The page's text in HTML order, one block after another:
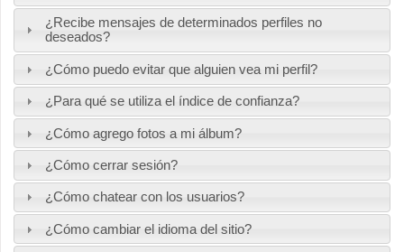
¿Recibe mensajes de determinados perfiles no
deseados?
¿Cómo puedo evitar que alguien vea mi perfil?
¿Para qué se utiliza el índice de confianza?
¿Cómo agrego fotos a mi álbum?
¿Cómo cerrar sesión?
¿Cómo chatear con los usuarios?
¿Cómo cambiar el idioma del sitio?